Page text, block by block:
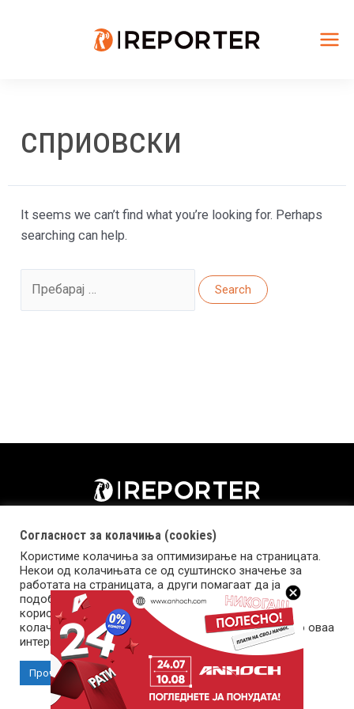
сприовски
It seems we can’t find what you’re looking for. Perhaps
searching can help.
Copyright © 2026 Reporter.mk | Member of Clip Media Group
Импресум Маркетинг Контакт Услови за користење
Согласност за колачиња (cookies)
Користиме колачиња за оптимизирање на страницата.
Некои од колачињата се од суштинско значење за
работата на страницата, а други помагаат да ја
подобриме оваа интернет страница и вашето
корисничко искуство. Напомена: задолжителните
колачиња се неопходни за користење и пристап до оваа
интернет страница.
Прочитај повеќе Прифати колачиња